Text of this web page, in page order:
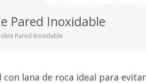
Pared Inoxidable
Pared Inoxidable
lana de roca ideal para